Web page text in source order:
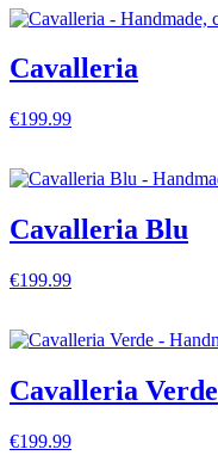
Cavalleria
€199.99
Cavalleria Blu
€199.99
Cavalleria Verde
€199.99